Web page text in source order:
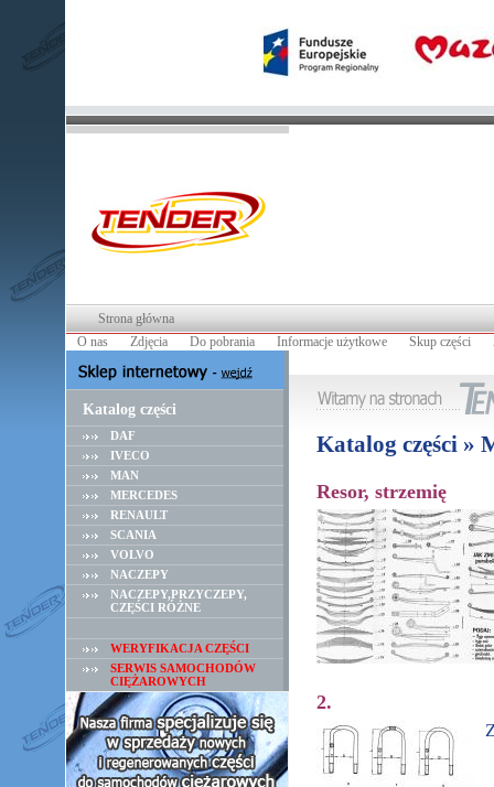
Strona główna
O nas
Zdjęcia Do pobrania Informacje użytkowe Skup części
Katalog części
DAF
IVECO
MAN
MERCEDES
RENAULT
SCANIA
VOLVO
NACZEPY
NACZEPY,PRZYCZEPY,
CZĘŚCI RÓŻNE
WERYFIKACJA CZĘŚCI
SERWIS SAMOCHODÓW
CIĘŻAROWYCH
Katalog części »
Resor, strzemię
2.